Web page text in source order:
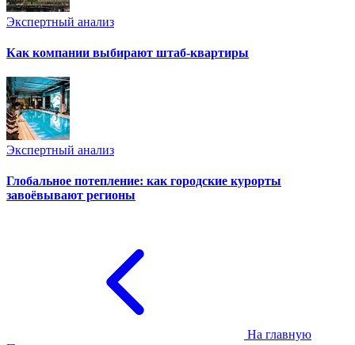
Экспертный анализ
Как компании выбирают штаб-квартиры
Экспертный анализ
Глобальное потепление: как городские курорты
завоёвывают регионы
На главную